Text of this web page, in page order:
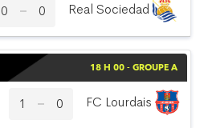
0 0 Real Sociedad
18 H 00 - GROUPE A
1 0 FC Lourdais